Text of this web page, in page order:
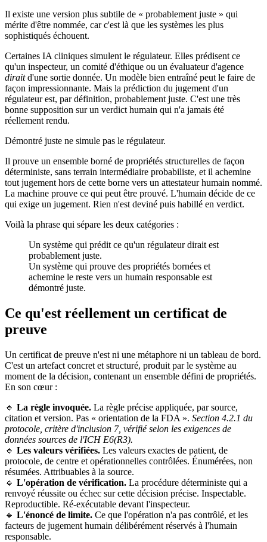
Il existe une version plus subtile de « probablement juste » qui
mérite d'être nommée, car c'est là que les systèmes les plus
sophistiqués échouent.
Certaines IA cliniques simulent le régulateur. Elles prédisent ce
qu'un inspecteur, un comité d'éthique ou un évaluateur d'agence
diraitd'une sortie donnée. Un modèle bien entraîné peut le faire de
façon impressionnante. Mais la prédiction du jugement d'un
régulateur est, par définition, probablement juste. C'est une très
bonne supposition sur un verdict humain qui n'a jamais été
réellement rendu.
Démontré juste ne simule pas le régulateur.
Il prouve un ensemble borné de propriétés structurelles de façon
déterministe, sans terrain intermédiaire probabiliste, et il achemine
tout jugement hors de cette borne vers un attestateur humain nommé.
La machine prouve ce qui peut être prouvé. L'humain décide de ce
qui exige un jugement. Rien n'est deviné puis habillé en verdict.
Voilà la phrase qui sépare les deux catégories :
Un système qui prédit ce qu'un régulateur dirait est
probablement juste.
Un système qui prouve des propriétés bornées et
achemine le reste vers un humain responsable est
démontré juste.
Ce qu'est réellement un certificat de
preuve
Un certificat de preuve n'est ni une métaphore ni un tableau de bord.
C'est un artefact concret et structuré, produit par le système au
moment de la décision, contenant un ensemble défini de propriétés.
En son cœur :
🔹 La règle invoquée. La règle précise appliquée, par source,
citation et version. Pas « orientation de la FDA ». Section 4.2.1 du
protocole, critère d'inclusion 7, vérifié selon les exigences de
données sources de l'ICH E6(R3).
🔹 Les valeurs vérifiées. Les valeurs exactes de patient, de
protocole, de centre et opérationnelles contrôlées. Énumérées, non
résumées. Attribuables à la source.
🔹 L'opération de vérification. La procédure déterministe qui a
renvoyé réussite ou échec sur cette décision précise. Inspectable.
Reproductible. Ré-exécutable devant l'inspecteur.
🔹 L'énoncé de limite. Ce que l'opération n'a pas contrôlé, et les
facteurs de jugement humain délibérément réservés à l'humain
responsable.